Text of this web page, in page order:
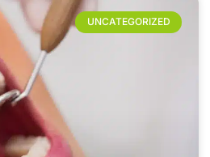
UNCATEGORIZED